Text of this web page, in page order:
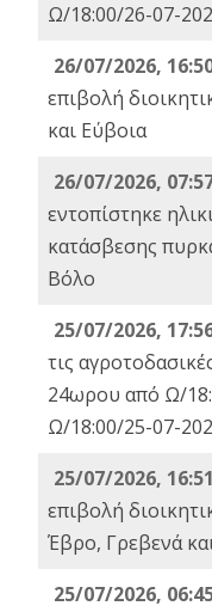
Ω/18:00/26-07-
26/07/2026,
επιβολή
και Εύβοια
26/07/2026,
εντοπίστηκε
κατάσβεσης
Βόλο
25/07/2026,
τις
24ωρου από Ω/
Ω/18:00/25-07-
25/07/2026,
επιβολή
Έβρο, Γρεβενά
25/07/2026,